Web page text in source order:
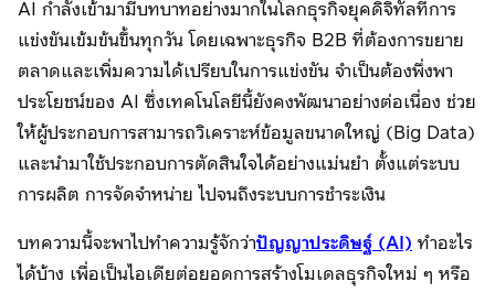
บัตร
บริการเบิกจ่าย
หลายปลายทาง
Meta Ads
ผ่อนชำระด้วย
บัตร
บริการเบิกจ่าย
หลายปลายทาง
Meta Ads
ผ่อนชำระด้วย
บัตร
P2P Transfer
AI กำลังเข้ามามีบทบาทอย่างมากในโลกธุรกิจยุคดิจิทัลที่การ
แข่งขันเข้มข้นขึ้นทุกวัน โดยเฉพาะธุรกิจ B2B ที่ต้องการขยาย
ตลาดและเพิ่มความได้เปรียบในการแข่งขัน จำเป็นต้องพึ่งพา
ประโยชน์ของ AI ซึ่งเทคโนโลยีนี้ยังคงพัฒนาอย่างต่อเนื่อง ช่วย
ให้ผู้ประกอบการสามารถวิเคราะห์ข้อมูลขนาดใหญ่ (Big Data)
และนำมาใช้ประกอบการตัดสินใจได้อย่างแม่นยำ ตั้งแต่ระบบ
การผลิต การจัดจำหน่าย ไปจนถึงระบบการชำระเงิน
บทความนี้จะพาไปทำความรู้จักว่าปัญญาประดิษฐ์ (AI) ทําอะไร
ได้บ้าง เพื่อเป็นไอเดียต่อยอดการสร้างโมเดลธุรกิจใหม่ ๆ หรือ